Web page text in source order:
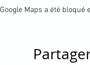
Google Maps a été